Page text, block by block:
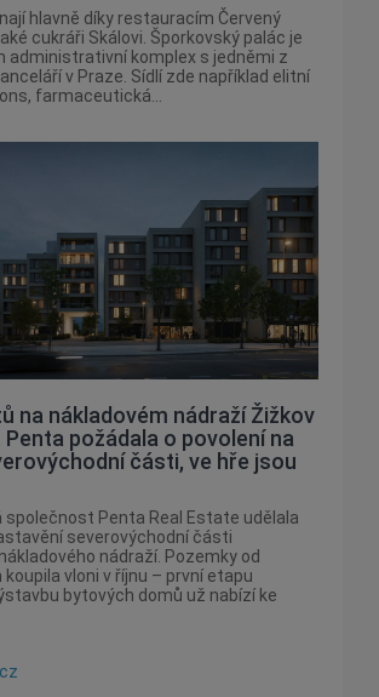
hlavně díky restauracím Červený
cukráři Skálovi. Šporkovský palác je
administrativní komplex s jedněmi z
v Praze. Sídlí zde například elitní
farmaceutická...
na nákladovém nádraží Žižkov
Penta požádala o povolení na
části, ve hře jsou
společnost Penta Real Estate udělala
severovýchodní části
nádraží. Pozemky od
koupila vloni v říjnu – první etapu
bytových domů už nabízí ke